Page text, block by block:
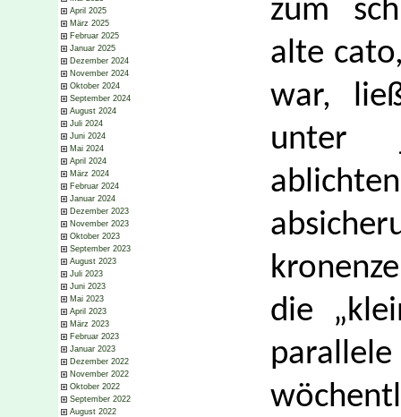
April 2025
März 2025
Februar 2025
Januar 2025
Dezember 2024
November 2024
Oktober 2024
September 2024
August 2024
Juli 2024
Juni 2024
Mai 2024
April 2024
März 2024
Februar 2024
Januar 2024
Dezember 2023
November 2023
Oktober 2023
September 2023
August 2023
Juli 2023
Juni 2023
Mai 2023
April 2023
März 2023
Februar 2023
Januar 2023
Dezember 2022
November 2022
Oktober 2022
September 2022
August 2022
zum
alte
war,
unter
die